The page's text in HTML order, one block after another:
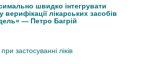
швидко інтегрувати
верифікації лікарських засобів
— Петро Багрій
застосуванні ліків